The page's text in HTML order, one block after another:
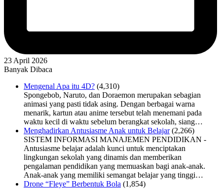
23 April 2026
Banyak Dibaca
Mengenal Apa itu 4D? (4,310)
Spongebob, Naruto, dan Doraemon merupakan sebagian
animasi yang pasti tidak asing. Dengan berbagai warna
menarik, kartun atau anime tersebut telah menemani pada
waktu kecil di waktu sebelum berangkat sekolah, siang…
Menghadirkan Antusiasme Anak untuk Belajar (2,266)
SISTEM INFORMASI MANAJEMEN PENDIDIKAN -
Antusiasme belajar adalah kunci untuk menciptakan
lingkungan sekolah yang dinamis dan memberikan
pengalaman pendidikan yang memuaskan bagi anak-anak.
Anak-anak yang memiliki semangat belajar yang tinggi…
Drone “Fleye” Berbentuk Bola (1,854)